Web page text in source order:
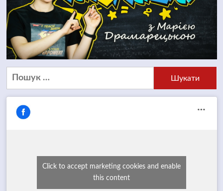
Пошук:
Click to accept marketing cookies and enable
this content